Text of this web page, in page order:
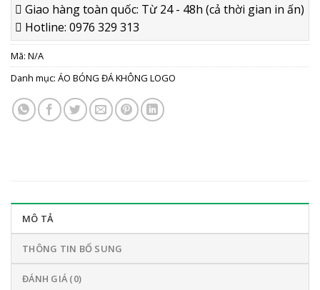
Giao hàng toàn quốc: Từ 24 - 48h (cả thời gian in ấn)
Hotline: 0976 329 313
Mã: N/A
Danh mục: ÁO BÓNG ĐÁ KHÔNG LOGO
MÔ TẢ
THÔNG TIN BỔ SUNG
ĐÁNH GIÁ (0)